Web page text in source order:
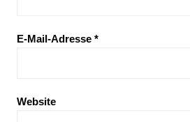
E-Mail-Adresse *
Website